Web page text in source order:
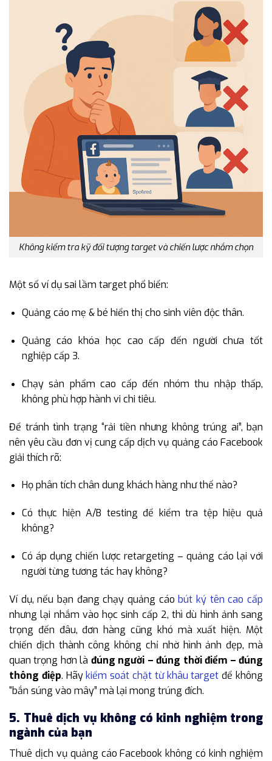
Không kiểm tra kỹ đối tượng target và chiến lược nhắm chọn
Một số ví dụ sai lầm target phổ biến:
Quảng cáo mẹ & bé hiển thị cho sinh viên độc thân.
Quảng cáo khóa học cao cấp đến người chưa tốt
nghiệp cấp 3.
Chạy sản phẩm cao cấp đến nhóm thu nhập thấp,
không phù hợp hành vi chi tiêu.
Để tránh tình trạng “rải tiền nhưng không trúng ai”, bạn
nên yêu cầu đơn vị cung cấp dịch vụ quảng cáo Facebook
giải thích rõ:
Họ phân tích chân dung khách hàng như thế nào?
Có thực hiện A/B testing để kiểm tra tệp hiệu quả
không?
Có áp dụng chiến lược retargeting – quảng cáo lại với
người từng tương tác hay không?
Ví dụ, nếu bạn đang chạy quảng cáo bút ký tên cao cấp
nhưng lại nhắm vào học sinh cấp 2, thì dù hình ảnh sang
trọng đến đâu, đơn hàng cũng khó mà xuất hiện. Một
chiến dịch thành công không chỉ nhờ hình ảnh đẹp, mà
quan trọng hơn là đúng người – đúng thời điểm – đúng
thông điệp. Hãykiểm soát chặt từ khâu target để không
“bắn súng vào mây” mà lại mong trúng đích.
5. Thuê dịch vụ không có kinh nghiệm trong
ngành của bạn
Thuê dịch vụ quảng cáo Facebook không có kinh nghiệm